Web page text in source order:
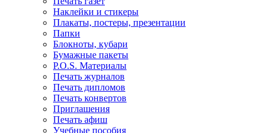
Наклейки и стикеры
Плакаты, постеры, презентации
Папки
Блокноты, кубари
Бумажные пакеты
P.O.S. Материалы
Печать журналов
Печать дипломов
Печать конвертов
Приглашения
Печать афиш
Учебные пособия